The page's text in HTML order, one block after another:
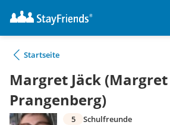
Startseite
Margret Jäck (Margret
Prangenberg)
5 Schulfreunde